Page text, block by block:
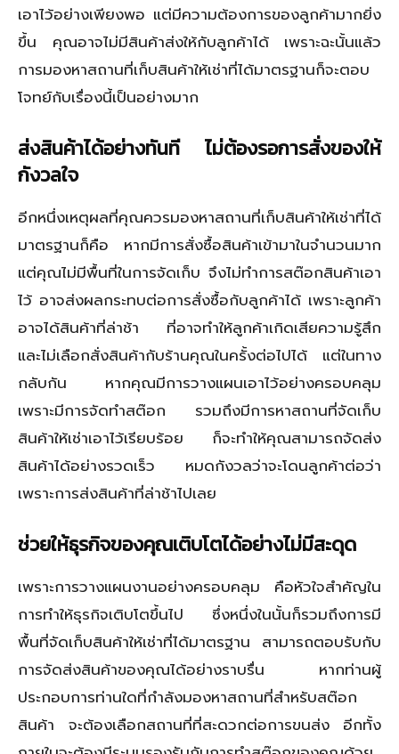
เอาไว้อย่างเพียงพอ แต่มีความต้องการของลูกค้ามากยิ่ง
ขึ้น คุณอาจไม่มีสินค้าส่งให้กับลูกค้าได้ เพราะฉะนั้นแล้ว
การมองหาสถานที่เก็บสินค้าให้เช่าที่ได้มาตรฐานก็จะตอบ
โจทย์กับเรื่องนี้เป็นอย่างมาก
ส่งสินค้าได้อย่างทันที ไม่ต้องรอการสั่งของให้
กังวลใจ
อีกหนึ่งเหตุผลที่คุณควรมองหาสถานที่เก็บสินค้าให้เช่าที่ได้
มาตรฐานก็คือ หากมีการสั่งซื้อสินค้าเข้ามาในจำนวนมาก
แต่คุณไม่มีพื้นที่ในการจัดเก็บ จึงไม่ทำการสต๊อกสินค้าเอา
ไว้ อาจส่งผลกระทบต่อการสั่งซื้อกับลูกค้าได้ เพราะลูกค้า
อาจได้สินค้าที่ล่าช้า ที่อาจทำให้ลูกค้าเกิดเสียความรู้สึก
และไม่เลือกสั่งสินค้ากับร้านคุณในครั้งต่อไปได้ แต่ในทาง
กลับกัน หากคุณมีการวางแผนเอาไว้อย่างครอบคลุม
เพราะมีการจัดทำสต๊อก รวมถึงมีการหาสถานที่จัดเก็บ
สินค้าให้เช่าเอาไว้เรียบร้อย ก็จะทำให้คุณสามารถจัดส่ง
สินค้าได้อย่างรวดเร็ว หมดกังวลว่าจะโดนลูกค้าต่อว่า
เพราะการส่งสินค้าที่ล่าช้าไปเลย
ช่วยให้ธุรกิจของคุณเติบโตได้อย่างไม่มีสะดุด
เพราะการวางแผนงานอย่างครอบคลุม คือหัวใจสำคัญใน
การทำให้ธุรกิจเติบโตขึ้นไป ซึ่งหนึ่งในนั้นก็รวมถึงการมี
พื้นที่จัดเก็บสินค้าให้เช่าที่ได้มาตรฐาน สามารถตอบรับกับ
การจัดส่งสินค้าของคุณได้อย่างราบรื่น หากท่านผู้
ประกอบการท่านใดที่กำลังมองหาสถานที่สำหรับสต๊อก
สินค้า จะต้องเลือกสถานที่ที่สะดวกต่อการขนส่ง อีกทั้ง